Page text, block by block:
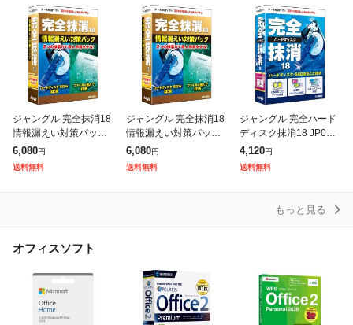
ァイル」を
ジャングル 完全抹消18
情報漏えい対策パック
JP004808
6,080円
送料無料
ジャングル 完全抹消18
情報漏えい対策パック
JP004808
6,080円
送料無料
ジャングル 完全ハード
ディスク抹消18 JP004
807
4,120円
送料無料
もっと見る
オフィスソフト